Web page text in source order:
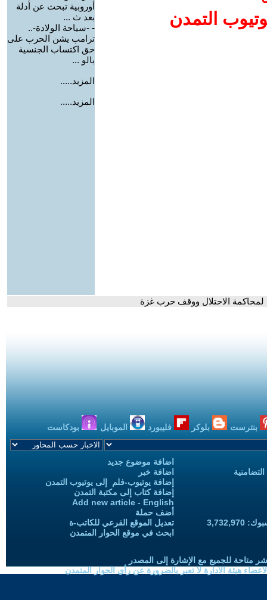
التمدن
أوروبية تبحث عن أدلة
بعد ث ...
- -سياحة الولادة-..
ترامب يشن الحرب على
حق اكتساب الجنسية
بالو ...
المزيد.....
المزيد.....
الاحتلال ووقف حرب غزة
بنترست بلوكر فليبورد الموبايل بودكاست
اضافة موضوع جديد
اضافة خبر
إضافة يوتيوب-فلم إلى يوتيوب التمدن
إضافة كتاب إلى مكتبة التمدن
Add new article - English
أضف حملة
تعديل الموقع الفرعي للكاتب-ة
ابحث في موقع الحوار المتمدن
متاحة للجميع مع الإشارة إلى المصدر
هيئة الادارة لا تعبر بالضرورة عن رأي الحوار المتمدن